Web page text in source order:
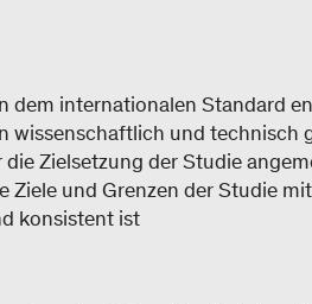
dem internationalen Standard
wissenschaftlich und technisch
Zielsetzung der Studie
Ziele und Grenzen der Studie
konsistent ist